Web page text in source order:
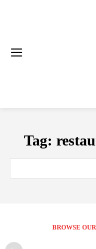
Tag:
BROWSE